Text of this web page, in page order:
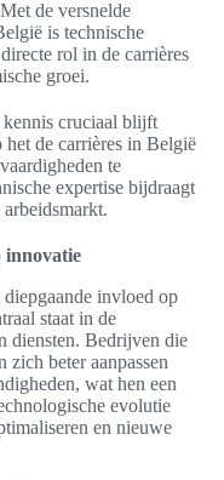
de versnelde
is technische
rol in de carrières
groei.
cruciaal blijft
de carrières in België
te
expertise bijdraagt
innovatie
invloed op
staat in de
diensten. Bedrijven die
zich beter aanpassen
wat hen een
evolutie
en nieuwe